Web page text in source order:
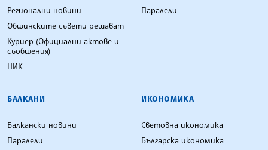
Регионални новини
Общинските съвети решават
Куриер (Официални актове и
съобщения)
ЦИК
Паралели
БАЛКАНИ
Балкански новини
Паралели
ИКОНОМИКА
Световна икономика
Българска икономика